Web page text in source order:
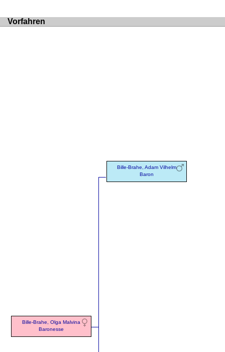
Vorfahren
Bille-Brahe, Olga Malvina
Baronesse
Bille-Brahe, Adam Vilhelm
Baron